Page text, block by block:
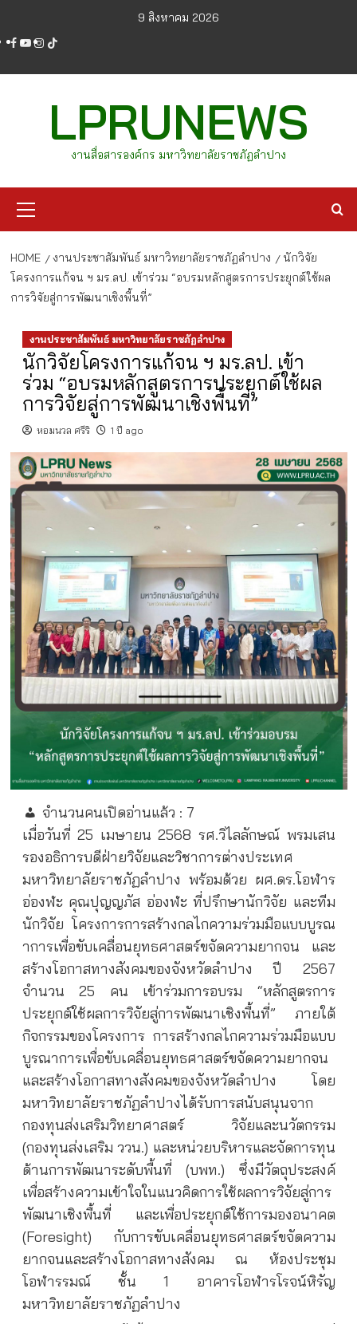
content
9 สิงหาคม 2026
facebook
youtube
instagram
tiktok
LPRUNEWS
งานสื่อสารองค์กร มหาวิทยาลัยราชภัฏลำปาง
Menu
HOME งานประชาสัมพันธ์ มหาวิทยาลัยราชภัฏลำปาง
นักวิจัย
โครงการแก้จน ฯ มร.ลป. เข้าร่วม “อบรมหลักสูตรการประยุกต์ใช้ผล
การวิจัยสู่การพัฒนาเชิงพื้นที่”
งานประชาสัมพันธ์ มหาวิทยาลัยราชภัฏลำปาง
นักวิจัยโครงการแก้จน ฯ มร.ลป. เข้า
ร่วม “อบรมหลักสูตรการประยุกต์ใช้ผล
การวิจัยสู่การพัฒนาเชิงพื้นที่”
หอมนวล ศรีริ 1 ปี ago
จำนวนคนเปิดอ่านแล้ว : 7
เมื่อวันที่ 25 เมษายน 2568 รศ.วิไลลักษณ์ พรมเสน
รองอธิการบดีฝ่ายวิจัยและวิชาการต่างประเทศ
มหาวิทยาลัยราชภัฏลำปาง พร้อมด้วย ผศ.ดร.โอฬาร
อ่องฬะ คุณปุญญภัส อ่องฬะ ที่ปรึกษานักวิจัย และทีม
นักวิจัย โครงการการสร้างกลไกความร่วมมือแบบบูรณ
าการเพื่อขับเคลื่อนยุทธศาสตร์ขจัดความยากจน และ
สร้างโอกาสทางสังคมของจังหวัดลำปาง ปี 2567
จำนวน 25 คน เข้าร่วมการอบรม “หลักสูตรการ
ประยุกต์ใช้ผลการวิจัยสู่การพัฒนาเชิงพื้นที่” ภายใต้
กิจกรรมของโครงการ การสร้างกลไกความร่วมมือแบบ
บูรณาการเพื่อขับเคลื่อนยุทธศาสตร์ขจัดความยากจน
และสร้างโอกาสทางสังคมของจังหวัดลำปาง โดย
มหาวิทยาลัยราชภัฏลำปางได้รับการสนับสนุนจาก
กองทุนส่งเสริมวิทยาศาสตร์ วิจัยและนวัตกรรม
(กองทุนส่งเสริม ววน.) และหน่วยบริหารและจัดการทุน
ด้านการพัฒนาระดับพื้นที่ (บพท.) ซึ่งมีวัตถุประสงค์
เพื่อสร้างความเข้าใจในแนวคิดการใช้ผลการวิจัยสู่การ
พัฒนาเชิงพื้นที่ และเพื่อประยุกต์ใช้การมองอนาคต
(Foresight) กับการขับเคลื่อนยุทธศาสตร์ขจัดความ
ยากจนและสร้างโอกาสทางสังคม ณ ห้องประชุม
โอฬารรมณ์ ชั้น 1 อาคารโอฬารโรจน์หิรัญ
มหาวิทยาลัยราชภัฏลำปาง